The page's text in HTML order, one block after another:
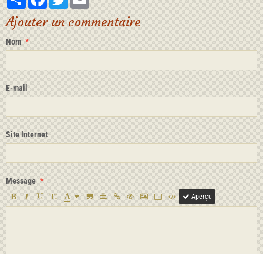
Ajouter un commentaire
Nom
E-mail
Site Internet
Message
Aperçu